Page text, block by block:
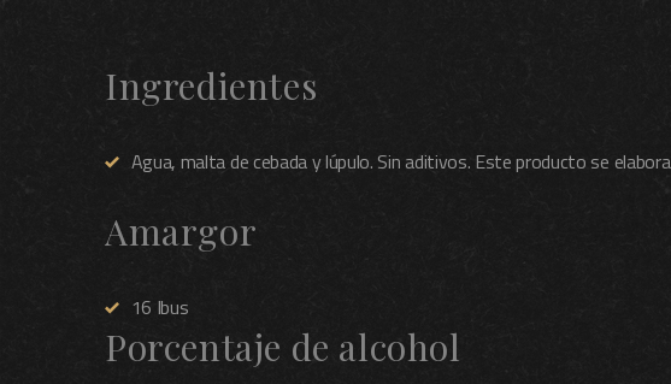
Ingredientes
Agua, malta de cebada y lúpulo. Sin aditivos. Este producto se
Amargor
16 Ibus
Porcentaje de alcohol